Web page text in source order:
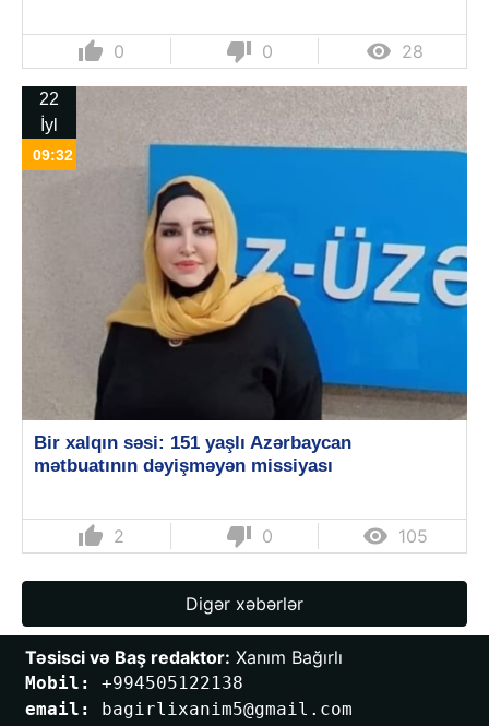
thumb_up 0 thumb_down 0  28
22
İyl
09:32
Bir xalqın səsi: 151 yaşlı Azərbaycan
mətbuatının dəyişməyən missiyası
thumb_up 2 thumb_down 0  105
Digər xəbərlər
Təsisci və Baş redaktor: Xanım Bağırlı
Mobil: +994505122138
email:
bagirlixanim5@gmail.com